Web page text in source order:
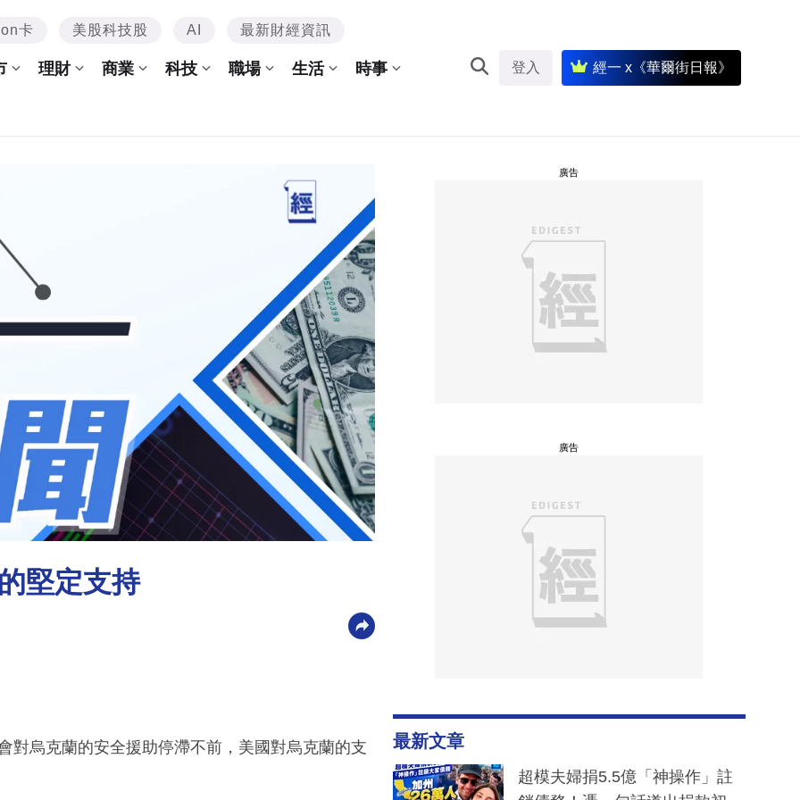
卡 美股科技股 AI 最新財經資訊
理財 商業 科技 職場 生活 時事 登入 經一 x《華爾街日報》
堅定支持
對烏克蘭的安全援助停滯不前，美國對烏克蘭的支
廣告
廣告
最新文章
超模夫婦捐5.5億「神操作」註